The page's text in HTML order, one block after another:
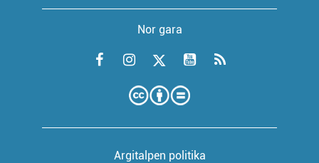
Nor gara
Argitalpen politika